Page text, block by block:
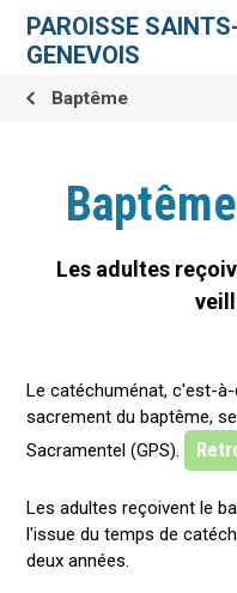
contenu.
navigation
personnelsPAROISSE
GENEVOIS
Baptême
Les adultes
Le catéchuménat, c'est-
sacrement du baptême,
Sacramentel (GPS).
Les adultes reçoivent le
l'issue du temps de
deux années.